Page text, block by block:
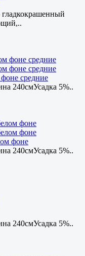
средние
240смУсадка 5%..
фоне
240смУсадка 5%..
240смУсадка 5%..